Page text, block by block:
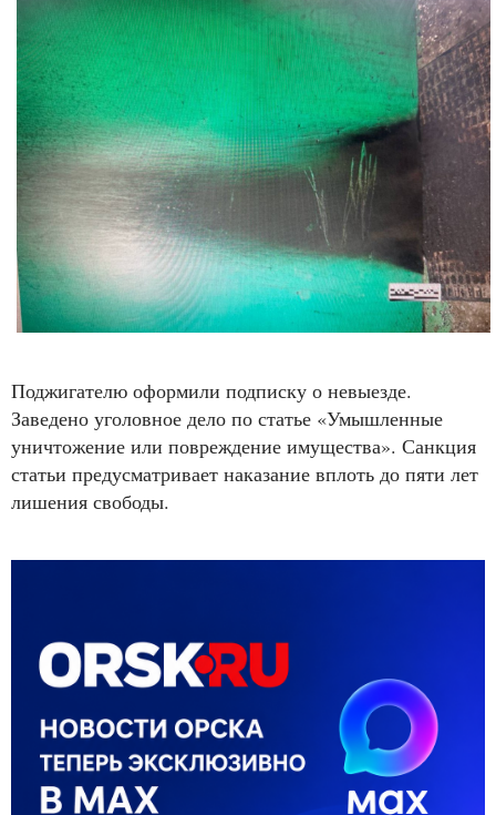
Поджигателю оформили подписку о невыезде.
Заведено уголовное дело по статье «Умышленные
уничтожение или повреждение имущества». Санкция
статьи предусматривает наказание вплоть до пяти лет
лишения свободы.